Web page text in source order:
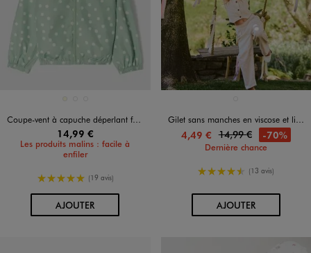
Coupe-vent à capuche déperlant facile à ranger fille
14,99 €
Les produits malins : facile à
enfiler
5/5 de moyenne
(19 avis)
AJOUTERAU PANIER
Gilet sans manches en viscose et lin pailleté fille
4,49 € 14,99 € -70%
Dernière chance
4.5/5 de moyenne
(13 avis)
AJOUTERAU PANIER